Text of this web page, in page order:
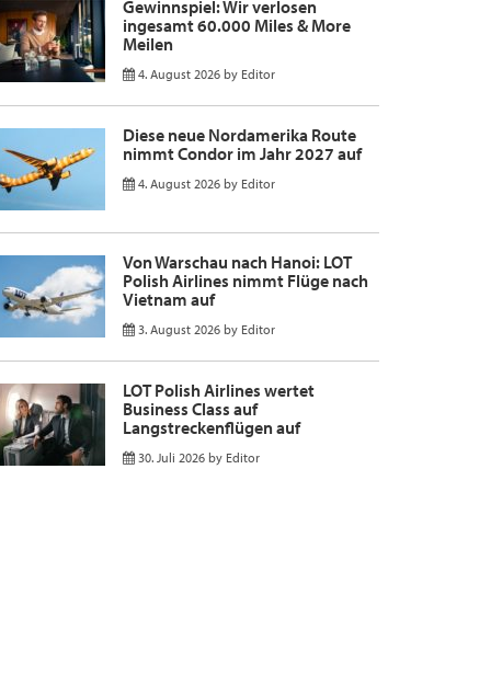
Gewinnspiel: Wir verlosen
ingesamt 60.000 Miles & More
Meilen
4. August 2026 by Editor
Diese neue Nordamerika Route
nimmt Condor im Jahr 2027 auf
4. August 2026 by Editor
Von Warschau nach Hanoi: LOT
Polish Airlines nimmt Flüge nach
Vietnam auf
3. August 2026 by Editor
LOT Polish Airlines wertet
Business Class auf
Langstreckenflügen auf
30. Juli 2026 by Editor